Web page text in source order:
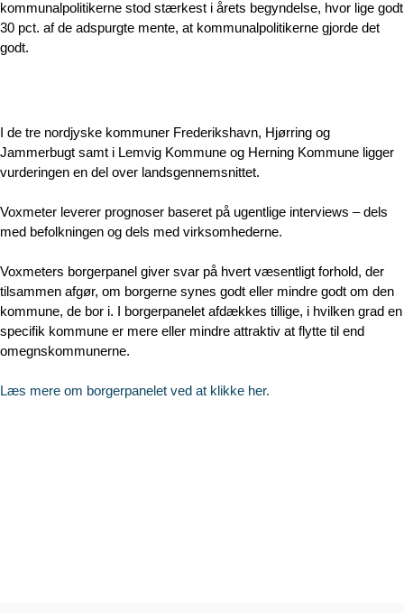
kommunalpolitikerne stod stærkest i årets begyndelse, hvor lige godt
30 pct. af de adspurgte mente, at kommunalpolitikerne gjorde det
godt.
I de tre nordjyske kommuner Frederikshavn, Hjørring og
Jammerbugt samt i Lemvig Kommune og Herning Kommune ligger
vurderingen en del over landsgennemsnittet.
Voxmeter leverer prognoser baseret på ugentlige interviews – dels
med befolkningen og dels med virksomhederne.
Voxmeters borgerpanel giver svar på hvert væsentligt forhold, der
tilsammen afgør, om borgerne synes godt eller mindre godt om den
kommune, de bor i. I borgerpanelet afdækkes tillige, i hvilken grad en
specifik kommune er mere eller mindre attraktiv at flytte til end
omegnskommunerne.
Læs mere om borgerpanelet ved at klikke her.